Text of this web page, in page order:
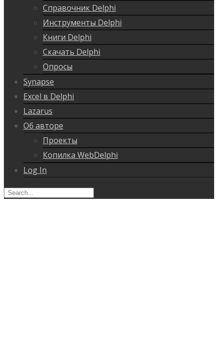
Справочник Delphi
Инструменты Delphi
Книги Delphi
Скачать Delphi
Опросы
Synapse
Excel в Delphi
Lazarus
Об авторе
Проекты
Копилка WebDelphi
Log In